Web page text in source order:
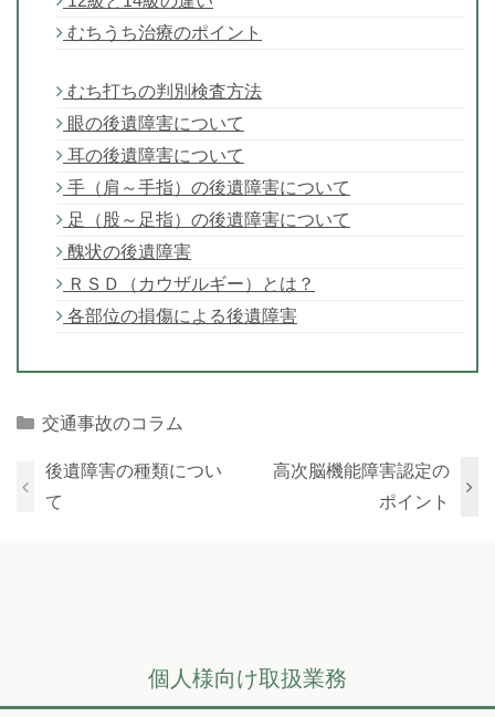
むちうち治療のポイント
むち打ちの判別検査方法
眼の後遺障害について
耳の後遺障害について
手（肩～手指）の後遺障害について
足（股～足指）の後遺障害について
醜状の後遺障害
ＲＳＤ（カウザルギー）とは？
各部位の損傷による後遺障害
Categories
交通事故のコラム
後遺障害の種類につい
て
高次脳機能障害認定の
ポイント
個人様向け取扱業務